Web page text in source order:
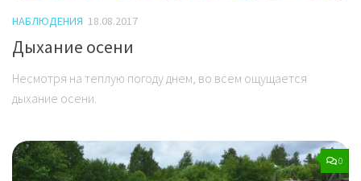
НАБЛЮДЕНИЯ 18.08.2017
Дыхание осени
Несмотря на теплую погоду днем, во всем ощущается
дыхание осени.
0